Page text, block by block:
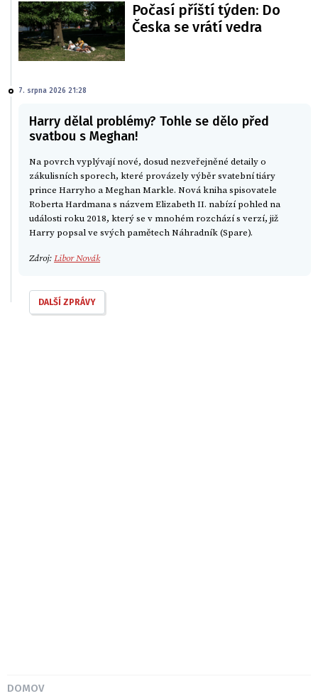
Počasí příští týden: Do
Česka se vrátí vedra
7. srpna 2026 21:28
Harry dělal problémy? Tohle se dělo před
svatbou s Meghan!
Na povrch vyplývají nové, dosud nezveřejněné detaily o
zákulisních sporech, které provázely výběr svatební tiáry
prince Harryho a Meghan Markle. Nová kniha spisovatele
Roberta Hardmana s názvem Elizabeth II. nabízí pohled na
události roku 2018, který se v mnohém rozchází s verzí, již
Harry popsal ve svých pamětech Náhradník (Spare).
Zdroj:Libor Novák
DALŠÍ ZPRÁVY
DOMOV